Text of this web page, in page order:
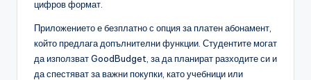
цифров формат.
Приложението е безплатно с опция за платен абонамент,
който предлага допълнителни функции. Студентите могат
да използват GoodBudget, за да планират разходите си и
да спестяват за важни покупки, като учебници или